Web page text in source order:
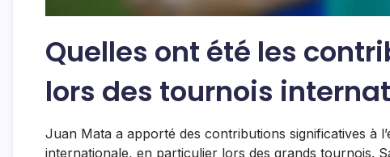
Quelles ont été les
lors des tournois
Juan Mata a apporté des contributions significatives à
internationale, en particulier lors des grands tournois.